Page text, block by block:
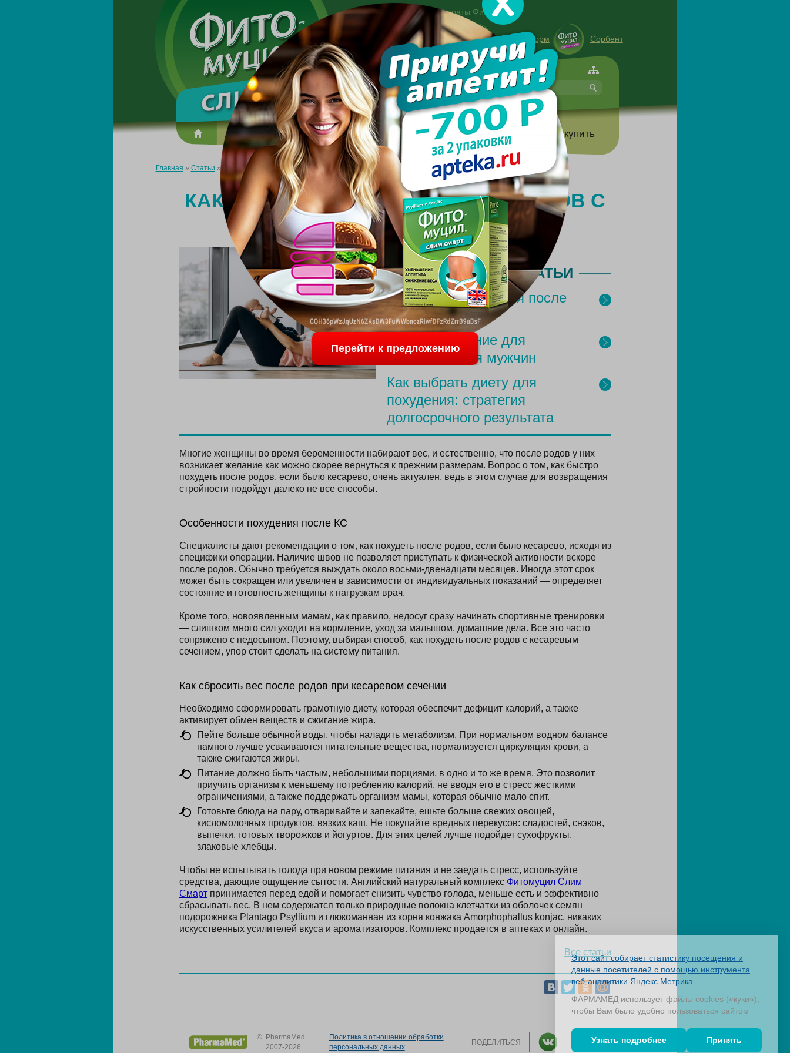
Другие препараты Фитомуцил:
Норм Холестенорм Сорбент
форте
Made in the UK
Консультация специалиста:
+7 495 744-06-27
О препарате Усиль эффект Полезно знать Вопрос-ответ Где купить
Главная » Статьи »Как быстро похудеть после родов с кесаревым сечением
КАК БЫСТРО ПОХУДЕТЬ ПОСЛЕ РОДОВ С
КЕСАРЕВЫМ СЕЧЕНИЕМ
ПОСЛЕДНИЕ СТАТЬИ
Меню для похудения после
родов
Простое питание для
похудения для мужчин
Как выбрать диету для
похудения: стратегия
долгосрочного результата
Многие женщины во время беременности набирают вес, и естественно, что после родов у них
возникает желание как можно скорее вернуться к прежним размерам. Вопрос о том, как быстро
похудеть после родов, если было кесарево, очень актуален, ведь в этом случае для возвращения
стройности подойдут далеко не все способы.
Особенности похудения после КС
Специалисты дают рекомендации о том, как похудеть после родов, если было кесарево, исходя из
специфики операции. Наличие швов не позволяет приступать к физической активности вскоре
после родов. Обычно требуется выждать около восьми-двенадцати месяцев. Иногда этот срок
может быть сокращен или увеличен в зависимости от индивидуальных показаний — определяет
состояние и готовность женщины к нагрузкам врач.
Кроме того, новоявленным мамам, как правило, недосуг сразу начинать спортивные тренировки
— слишком много сил уходит на кормление, уход за малышом, домашние дела. Все это часто
сопряжено с недосыпом. Поэтому, выбирая способ, как похудеть после родов с кесаревым
сечением, упор стоит сделать на систему питания.
Как сбросить вес после родов при кесаревом сечении
Необходимо сформировать грамотную диету, которая обеспечит дефицит калорий, а также
активирует обмен веществ и сжигание жира.
Пейте больше обычной воды, чтобы наладить метаболизм. При нормальном водном балансе
намного лучше усваиваются питательные вещества, нормализуется циркуляция крови, а
также сжигаются жиры.
Питание должно быть частым, небольшими порциями, в одно и то же время. Это позволит
приучить организм к меньшему потреблению калорий, не вводя его в стресс жесткими
ограничениями, а также поддержать организм мамы, которая обычно мало спит.
Готовьте блюда на пару, отваривайте и запекайте, ешьте больше свежих овощей,
кисломолочных продуктов, вязких каш. Не покупайте вредных перекусов: сладостей, снэков,
выпечки, готовых творожков и йогуртов. Для этих целей лучше подойдет сухофрукты,
злаковые хлебцы.
Чтобы не испытывать голода при новом режиме питания и не заедать стресс, используйте
средства, дающие ощущение сытости. Английский натуральный комплекс Фитомуцил Слим
Смартпринимается перед едой и помогает снизить чувство голода, меньше есть и эффективно
сбрасывать вес. В нем содержатся только природные волокна клетчатки из оболочек семян
подорожника Plantago Psyllium и глюкоманнан из корня конжака Amorphophallus konjac, никаких
искусственных усилителей вкуса и ароматизаторов. Комплекс продается в аптеках и онлайн.
Все статьи
Перейти к предложению
Этот сайт собирает статистику посещения и
данные посетителей с помощью инструмента
веб-аналитики Яндекс.Метрика
ФАРМАМЕД использует файлы cookies («куки»),
чтобы Вам было удобно пользоваться сайтом
Узнать подробнее Принять
© PharmaMed
2007-2026.
Политика в отношении обработки
персональных данных
ПОДЕЛИТЬСЯ